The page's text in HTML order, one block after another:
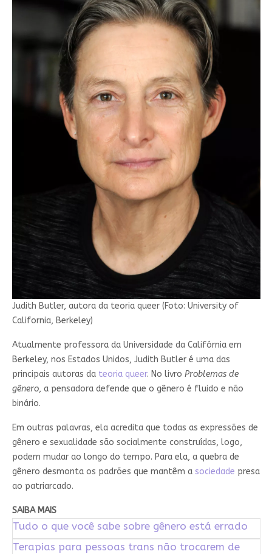
Judith Butler, autora da teoria queer (Foto: University of
California, Berkeley)
Atualmente professora da Universidade da Califórnia em
Berkeley, nos Estados Unidos, Judith Butler é uma das
principais autoras da teoria queer. No livro Problemas de
gênero, a pensadora defende que o gênero é fluido e não
binário.
Em outras palavras, ela acredita que todas as expressões de
gênero e sexualidade são socialmente construídas, logo,
podem mudar ao longo do tempo. Para ela, a quebra de
gênero desmonta os padrões que mantêm a sociedade presa
ao patriarcado.
SAIBA MAIS
Tudo o que você sabe sobre gênero está errado
Terapias para pessoas trans não trocarem de